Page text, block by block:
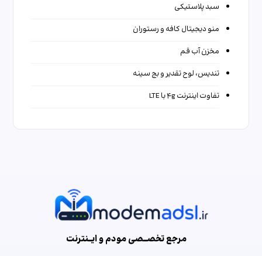
سبد پلاستیکی
منو دیجیتال کافه و رستوران
مخزن آب قم
تندیس، لوح تقدیر و بج سینه
تفاوت اینترنت ۴g با LTE
مرجع تخصـــصی مودم و ایـــنترنت